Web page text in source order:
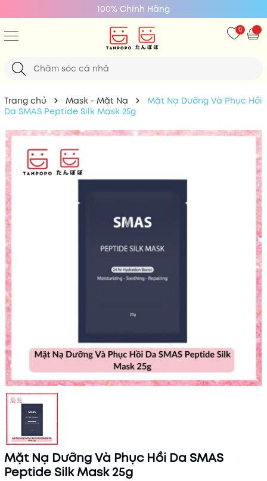
100% Chính Hãng
0
Trang chủ Mask - Mặt Nạ
Mặt Nạ Dưỡng Và Phục Hồi
Da SMAS Peptide Silk Mask 25g
Mặt Nạ Dưỡng Và Phục Hồi Da SMAS
Peptide Silk Mask 25g